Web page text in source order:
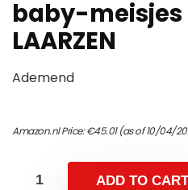
baby-meisjes
LAARZEN
Ademend
Amazon.nl Price:€45.01(as of 10/04/
ADD TO CART